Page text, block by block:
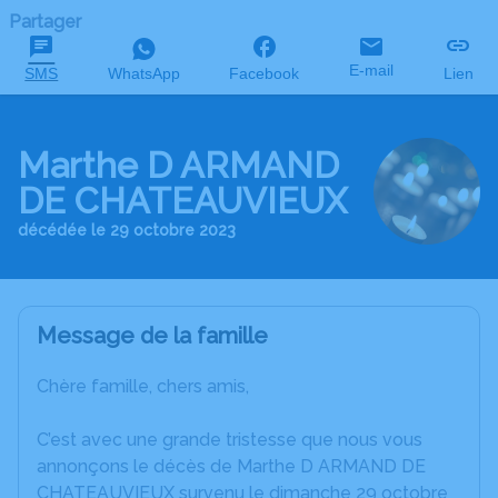
Partager
SMS WhatsApp Facebook E-mail Lien
Marthe D ARMAND
DE CHATEAUVIEUX
décédée le 29 octobre 2023
Message de la famille
Chère famille, chers amis,
C’est avec une grande tristesse que nous vous
annonçons le décès de Marthe D ARMAND DE
CHATEAUVIEUX survenu le dimanche 29 octobre